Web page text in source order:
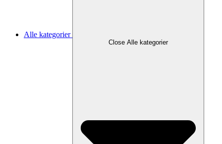
Alle kategorier
Close Alle kategorier